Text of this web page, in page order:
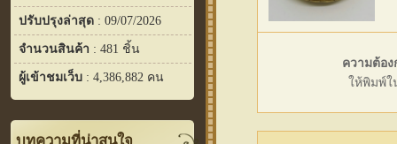
ปรับปรุงล่าสุด : 09/07/2026
จำนวนสินค้า : 481 ชิ้น
ผู้เข้าชมเว็บ : 4,386,882 คน
บทความที่น่าสนใจ
ความต้อง
ให้พิมพ์ใ